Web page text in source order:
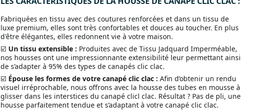
Fabriquées en tissu avec des coutures renforcées et dans un tissu de
luxe premium, elles sont très confortables et douces au toucher. En plus
d'être élégantes, elles redonnent vie à votre maison.
☑️ Un tissu extensible : Produites avec de Tissu Jadquard Imperméable,
nos housses ont une impressionnante extensibilité leur permettant ainsi
de s’adapter à 95% des types de canapés clic clac.
☑️ Épouse les formes de votre canapé clic clac : Afin d’obtenir un rendu
visuel irréprochable, nous offrons avec la housse des tubes en mousse à
glisser dans les interstices du canapé clicl clac. Résultat ? Pas de pli, une
housse parfaitement tendue et s’adaptant à votre canapé clic clac.